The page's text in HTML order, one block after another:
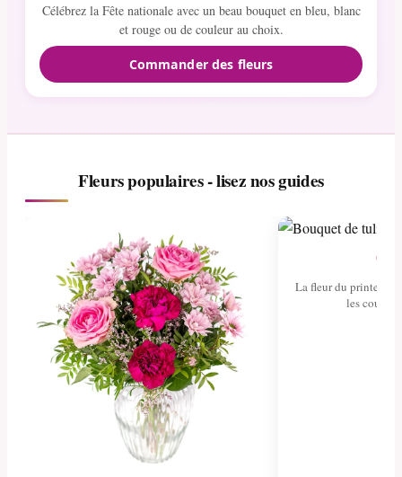
Célébrez la Fête nationale avec un beau bouquet en bleu, blanc
et rouge ou de couleur au choix.
Commander des fleurs
Fleurs populaires - lisez nos guides
La fleur du
les